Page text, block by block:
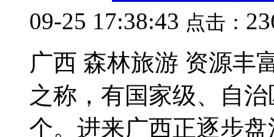
09-25 17:38:43 点击：
广西 森林旅游 资源丰
之称，有国家级、自
个。进来广西正逐步